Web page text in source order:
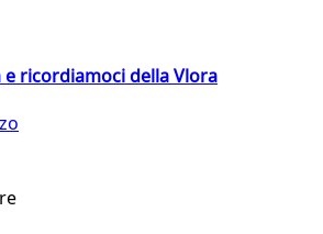
e ricordiamoci della Vlora